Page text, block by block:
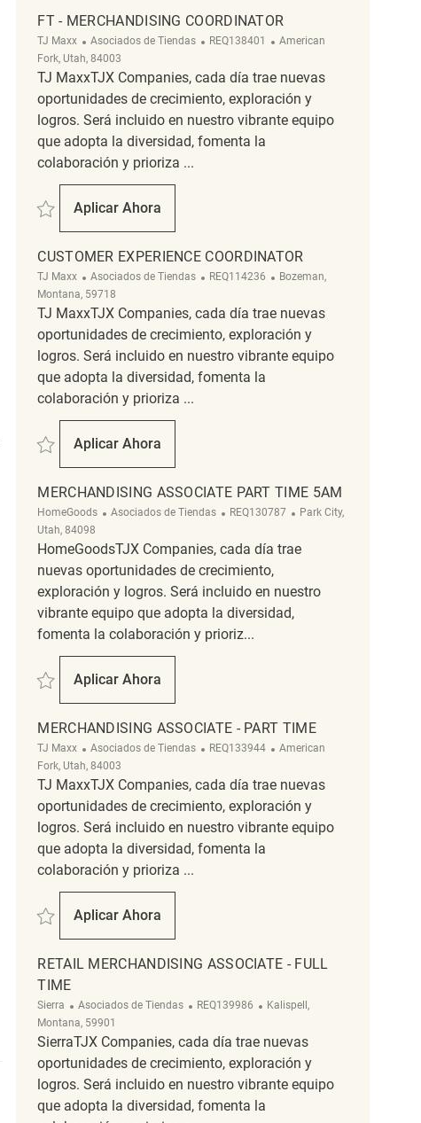
FT - MERCHANDISING COORDINATOR
TJ Maxx Categoría
Asociados de Tiendas ReqId
REQ138401 Ubicación
American
Fork, Utah, 84003
TJ MaxxTJX Companies, cada día trae nuevas
oportunidades de crecimiento, exploración y
logros. Será incluido en nuestro vibrante equipo
que adopta la diversidad, fomenta la
colaboración y prioriza ...
Salvar FT - Merchandising Coordinator REQ138401
Aplicar Ahora
FT - Merchandising Coordinator
CUSTOMER EXPERIENCE COORDINATOR
TJ Maxx Categoría
Asociados de Tiendas ReqId
REQ114236 Ubicación
Bozeman,
Montana, 59718
TJ MaxxTJX Companies, cada día trae nuevas
oportunidades de crecimiento, exploración y
logros. Será incluido en nuestro vibrante equipo
que adopta la diversidad, fomenta la
colaboración y prioriza ...
Salvar Customer Experience Coordinator REQ114236
Aplicar Ahora
Customer Experience Coordinator
MERCHANDISING ASSOCIATE PART TIME 5AM
HomeGoods Categoría
Asociados de Tiendas ReqId
REQ130787 Ubicación
Park City,
Utah, 84098
HomeGoodsTJX Companies, cada día trae
nuevas oportunidades de crecimiento,
exploración y logros. Será incluido en nuestro
vibrante equipo que adopta la diversidad,
fomenta la colaboración y prioriz...
Salvar Merchandising Associate Part Time 5am REQ130787
Aplicar Ahora
Merchandising Associate Part Time 5am
MERCHANDISING ASSOCIATE - PART TIME
TJ Maxx Categoría
Asociados de Tiendas ReqId
REQ133944 Ubicación
American
Fork, Utah, 84003
TJ MaxxTJX Companies, cada día trae nuevas
oportunidades de crecimiento, exploración y
logros. Será incluido en nuestro vibrante equipo
que adopta la diversidad, fomenta la
colaboración y prioriza ...
Salvar Merchandising Associate - Part Time REQ133944
Aplicar Ahora
Merchandising Associate - Part Time
RETAIL MERCHANDISING ASSOCIATE - FULL
TIME
Sierra Categoría
Asociados de Tiendas ReqId
REQ139986 Ubicación
Kalispell,
Montana, 59901
SierraTJX Companies, cada día trae nuevas
oportunidades de crecimiento, exploración y
logros. Será incluido en nuestro vibrante equipo
que adopta la diversidad, fomenta la